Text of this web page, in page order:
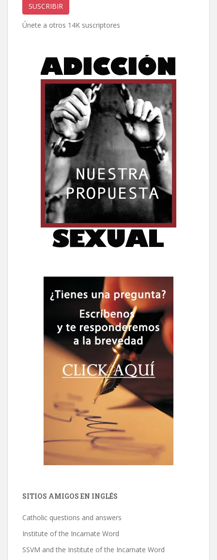
correo
electrónico
SUSCRIBIR
Únete a otros 14K suscriptores
SITIOS AMIGOS EN INGLÉS
Catholic questions and answers
Institute of the Incarnate Word
SSVM and the Institute of the Incarnate Word